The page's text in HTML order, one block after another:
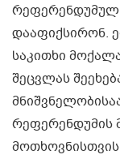
რეფერენდუმულ
დააფიქსირონ.
საკითხი
შეცვლას
რეფერენდუმის